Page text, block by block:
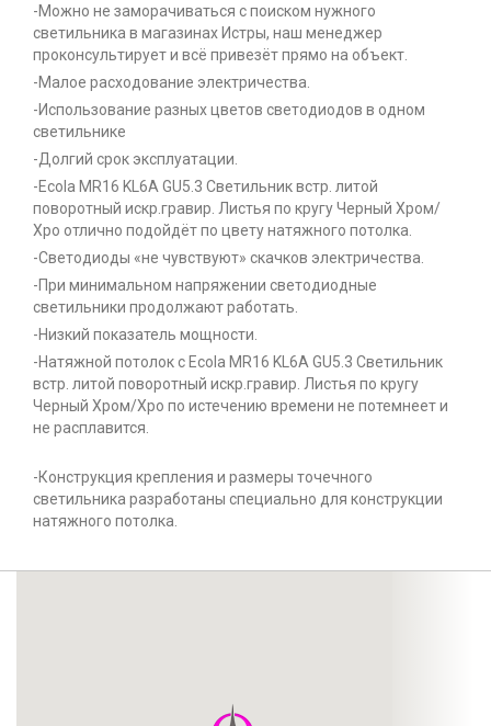
-Можно не заморачиваться с поиском нужного
светильника в магазинах Истры, наш менеджер
проконсультирует и всё привезёт прямо на объект.
-Малое расходование электричества.
-Использование разных цветов светодиодов в одном
светильнике
-Долгий срок эксплуатации.
-Ecola MR16 KL6A GU5.3 Светильник встр. литой
поворотный искр.гравир. Листья по кругу Черный Xром/
Хро отлично подойдёт по цвету натяжного потолка.
-Светодиоды «не чувствуют» скачков электричества.
-При минимальном напряжении светодиодные
светильники продолжают работать.
-Низкий показатель мощности.
-Натяжной потолок с Ecola MR16 KL6A GU5.3 Светильник
встр. литой поворотный искр.гравир. Листья по кругу
Черный Xром/Хро по истечению времени не потемнеет и
не расплавится.
-Конструкция крепления и размеры точечного
светильника разработаны специально для конструкции
натяжного потолка.